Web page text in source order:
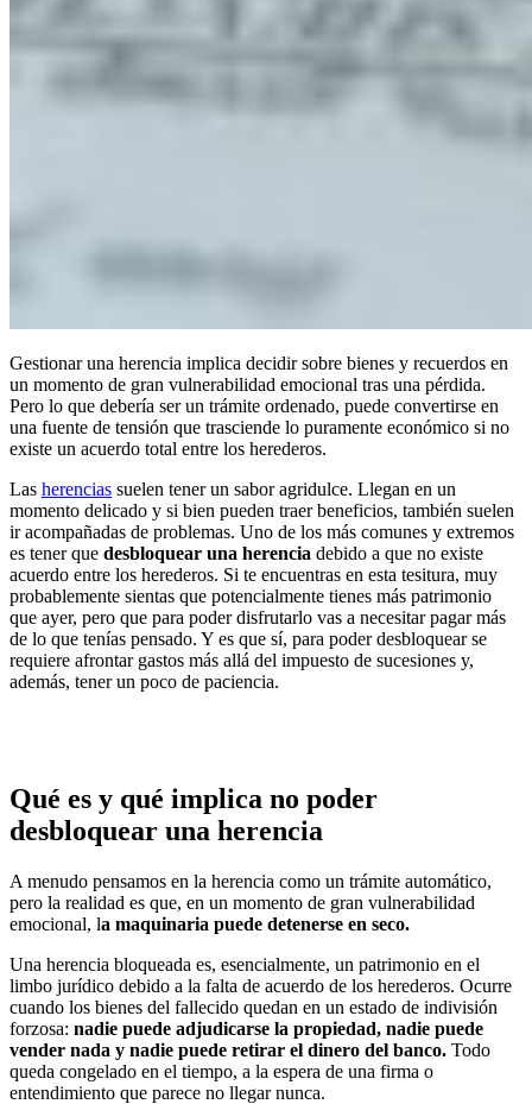
Gestionar una herencia implica decidir sobre bienes y recuerdos en
un momento de gran vulnerabilidad emocional tras una pérdida.
Pero lo que debería ser un trámite ordenado, puede convertirse en
una fuente de tensión que trasciende lo puramente económico si no
existe un acuerdo total entre los herederos.
Las herencias suelen tener un sabor agridulce. Llegan en un
momento delicado y si bien pueden traer beneficios, también suelen
ir acompañadas de problemas. Uno de los más comunes y extremos
es tener que desbloquear una herencia debido a que no existe
acuerdo entre los herederos. Si te encuentras en esta tesitura, muy
probablemente sientas que potencialmente tienes más patrimonio
que ayer, pero que para poder disfrutarlo vas a necesitar pagar más
de lo que tenías pensado. Y es que sí, para poder desbloquear se
requiere afrontar gastos más allá del impuesto de sucesiones y,
además, tener un poco de paciencia.
Qué es y qué implica no poder
desbloquear una herencia
A menudo pensamos en la herencia como un trámite automático,
pero la realidad es que, en un momento de gran vulnerabilidad
emocional, la maquinaria puede detenerse en seco.
Una herencia bloqueada es, esencialmente, un patrimonio en el
limbo jurídico debido a la falta de acuerdo de los herederos. Ocurre
cuando los bienes del fallecido quedan en un estado de indivisión
forzosa: nadie puede adjudicarse la propiedad, nadie puede
vender nada y nadie puede retirar el dinero del banco. Todo
queda congelado en el tiempo, a la espera de una firma o
entendimiento que parece no llegar nunca.